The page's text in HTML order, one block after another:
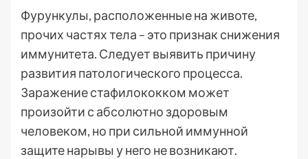
Фурункулы, расположенные на животе,
прочих частях тела – это признак снижения
иммунитета. Следует выявить причину
развития патологического процесса.
Заражение стафилококком может
произойти с абсолютно здоровым
человеком, но при сильной иммунной
защите нарывы у него не возникают.